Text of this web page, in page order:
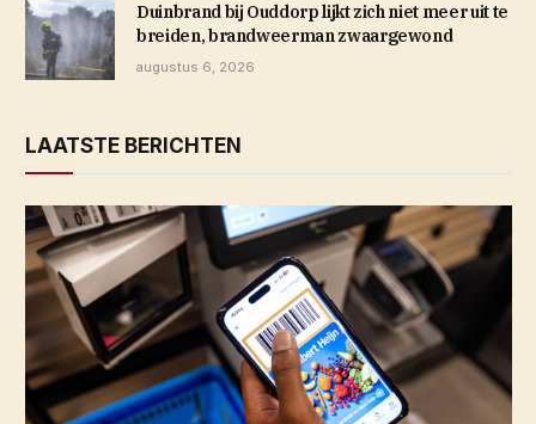
Duinbrand bij Ouddorp lijkt zich niet meer uit te
breiden, brandweerman zwaargewond
augustus 6, 2026
LAATSTE BERICHTEN